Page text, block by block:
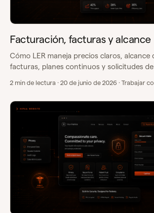
Facturación, facturas y alcance
Cómo LER maneja precios claros, alcance
facturas, planes continuos y solicitudes
2 min de lectura · 20 de junio de 2026 · Trabajar